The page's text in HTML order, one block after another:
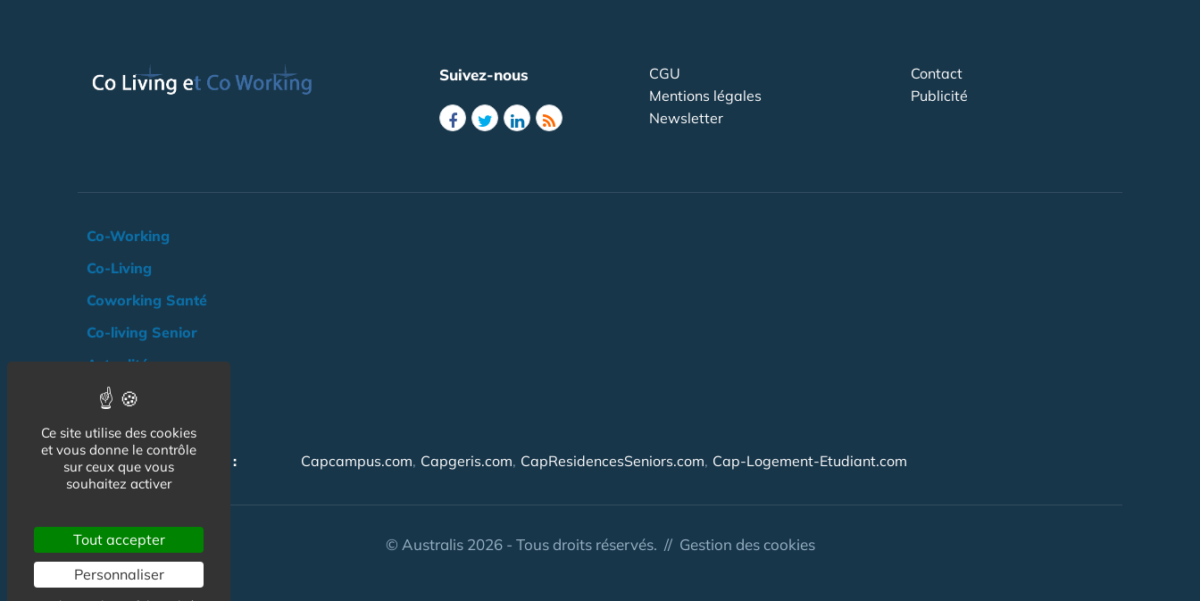
Suivez-nous
CGU
Mentions légales
Newsletter
Contact
Publicité
Co-Working
Co-Living
Coworking Santé
Co-living Senior
Actualité
Agenda
Professionnels
NOS AUTRES SITES :
Capcampus.com Capgeris.com CapResidencesSeniors.com Cap-Logement-Etudiant.com
© Australis 2026 - Tous droits réservés. // Gestion des cookies
Ce site utilise des cookies
et vous donne le contrôle
sur ceux que vous
souhaitez activer
Tout accepter
Personnaliser